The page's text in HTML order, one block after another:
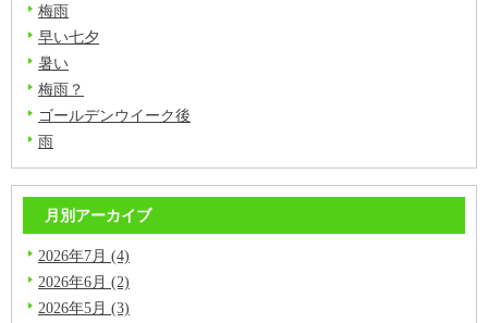
梅雨
早い七夕
暑い
梅雨？
ゴールデンウイーク後
雨
月別アーカイブ
2026年7月 (4)
2026年6月 (2)
2026年5月 (3)